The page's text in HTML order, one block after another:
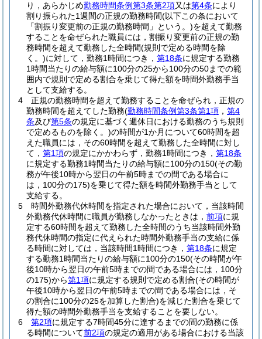
り，あらかじめ勤務時間条例第3条第2項又は第4条により
割り振られた1週間の正規の勤務時間(以下この条において
「割振り変更前の正規の勤務時間」という。)を超えて勤務
することを命ぜられた職員には，割振り変更前の正規の勤
務時間を超えて勤務した全時間(規則で定める時間を除
く。)に対して，勤務1時間につき， 第18条に規定する勤務
1時間当たりの給与額に100分の25から100分の50までの範
囲内で規則で定める割合を乗じて得た額を時間外勤務手当
として支給する。
4
正規の勤務時間を超えて勤務することを命ぜられ，正規の
勤務時間を超えてした勤務(勤務時間条例第3条第1項 ， 第4
条及び第5条の規定に基づく週休日における勤務のうち規則
で定めるものを除く。)の時間が1か月について60時間を超
えた職員には，その60時間を超えて勤務した全時間に対し
て， 第1項の規定にかかわらず，勤務1時間につき， 第18条
に規定する勤務1時間当たりの給与額に100分の150(その勤
務が午後10時から翌日の午前5時までの間である場合に
は，100分の175)を乗じて得た額を時間外勤務手当として
支給する。
5
時間外勤務代休時間を指定された場合において，当該時間
外勤務代休時間に職員が勤務しなかったときは， 前項に規
定する60時間を超えて勤務した全時間のうち当該時間外勤
務代休時間の指定に代えられた時間外勤務手当の支給に係
る時間に対しては，当該時間1時間につき， 第18条に規定
する勤務1時間当たりの給与額に100分の150(その時間が午
後10時から翌日の午前5時までの間である場合には，100分
の175)から第1項に規定する規則で定める割合(その時間が
午後10時から翌日の午前5時までの間である場合には，そ
の割合に100分の25を加算した割合)を減じた割合を乗じて
得た額の時間外勤務手当を支給することを要しない。
6
第2項に規定する7時間45分に達するまでの間の勤務に係
る時間について前2項の規定の適用がある場合における当該